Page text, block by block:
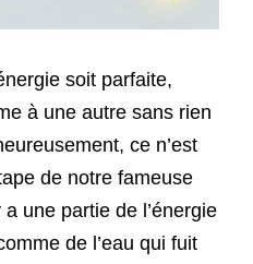
soit parfaite,
à une autre sans rien
ce n’est
de notre fameuse
une partie de l’énergie
de l’eau qui fuit